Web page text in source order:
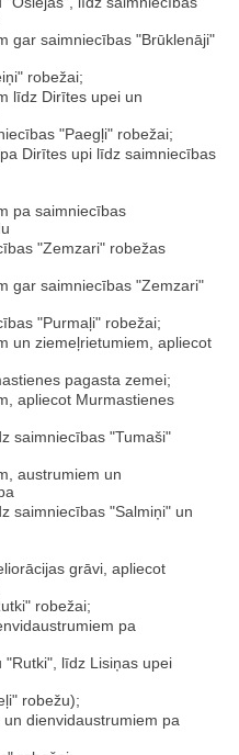
gar saimniecības "Brūklenāji"
robežai;
līdz Dirītes upei un
"Paegļi" robežai;
Dirītes upi līdz saimniecības
pa saimniecības
"Zemzari" robežas
gar saimniecības "Zemzari"
"Purmaļi" robežai;
un ziemeļrietumiem, apliecot
pagasta zemei;
apliecot Murmastienes
saimniecības "Tumaši"
austrumiem un
saimniecības "Salmiņi" un
grāvi, apliecot
robežai;
pa
"Rutki", līdz Lisiņas upei
robežu);
dienvidaustrumiem pa